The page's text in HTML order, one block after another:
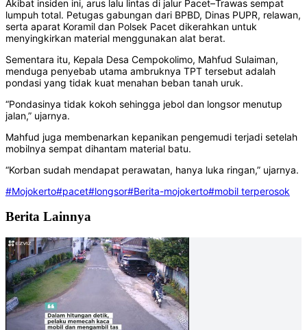
Akibat insiden ini, arus lalu lintas di jalur Pacet–Trawas sempat
lumpuh total. Petugas gabungan dari BPBD, Dinas PUPR, relawan,
serta aparat Koramil dan Polsek Pacet dikerahkan untuk
menyingkirkan material menggunakan alat berat.
Sementara itu, Kepala Desa Cempokolimo, Mahfud Sulaiman,
menduga penyebab utama ambruknya TPT tersebut adalah
pondasi yang tidak kuat menahan beban tanah uruk.
“Pondasinya tidak kokoh sehingga jebol dan longsor menutup
jalan,” ujarnya.
Mahfud juga membenarkan kepanikan pengemudi terjadi setelah
mobilnya sempat dihantam material batu.
“Korban sudah mendapat perawatan, hanya luka ringan,” ujarnya.
#Mojokerto#pacet#longsor#Berita-mojokerto#mobil terperosok
Berita Lainnya